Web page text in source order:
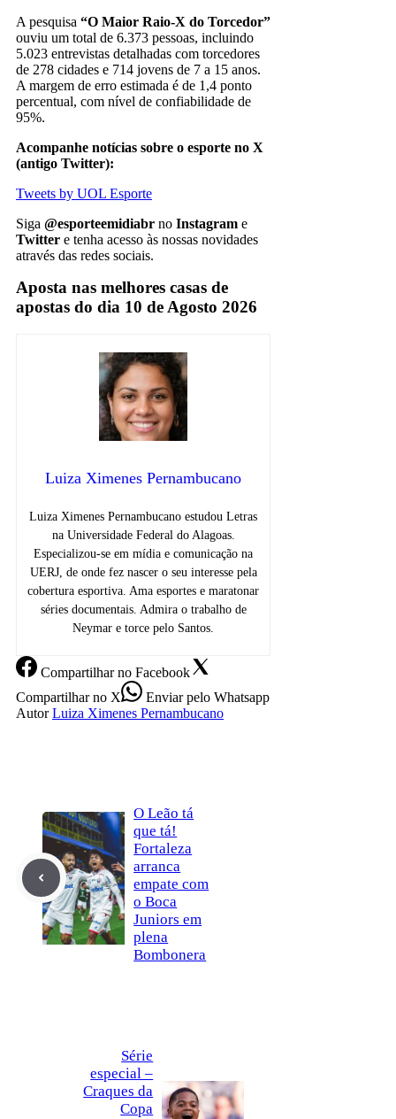
A pesquisa “O Maior Raio-X do Torcedor”
ouviu um total de 6.373 pessoas, incluindo
5.023 entrevistas detalhadas com torcedores
de 278 cidades e 714 jovens de 7 a 15 anos.
A margem de erro estimada é de 1,4 ponto
percentual, com nível de confiabilidade de
95%.
Acompanhe notícias sobre o esporte no X
(antigo Twitter):
Tweets by UOL Esporte
Siga @esporteemidiabr no Instagram e
Twitter e tenha acesso às nossas novidades
através das redes sociais.
Aposta nas melhores casas de
apostas do dia 10 de Agosto 2026
Luiza Ximenes Pernambucano
Luiza Ximenes Pernambucano estudou Letras
na Universidade Federal do Alagoas.
Especializou-se em mídia e comunicação na
UERJ, de onde fez nascer o seu interesse pela
cobertura esportiva. Ama esportes e maratonar
séries documentais. Admira o trabalho de
Neymar e torce pelo Santos.
Compartilharno Facebook
Compartilharno X Enviarpelo Whatsapp
Autor Luiza Ximenes Pernambucano
O Leão tá
que tá!
Fortaleza
arranca
empate com
o Boca
Juniors em
plena
Bombonera
Série
especial –
Craques da
Copa